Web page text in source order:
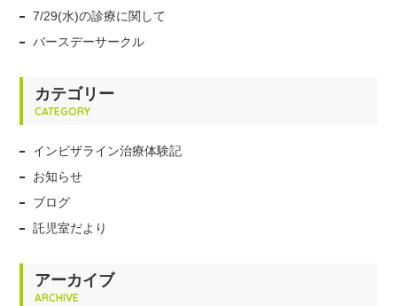
7/29(水)の診療に関して
バースデーサークル
カテゴリー
CATEGORY
インビザライン治療体験記
お知らせ
ブログ
託児室だより
アーカイブ
ARCHIVE